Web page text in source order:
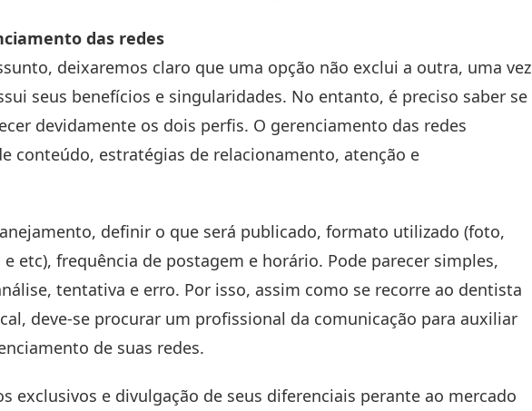
das redes
deixaremos claro que uma opção não exclui a outra, uma vez
seus benefícios e singularidades. No entanto, é preciso saber se
devidamente os dois perfis. O gerenciamento das redes
conteúdo, estratégias de relacionamento, atenção e
definir o que será publicado, formato utilizado (foto,
etc), frequência de postagem e horário. Pode parecer simples,
tentativa e erro. Por isso, assim como se recorre ao dentista
deve-se procurar um profissional da comunicação para auxiliar
de suas redes.
exclusivos e divulgação de seus diferenciais perante ao mercado